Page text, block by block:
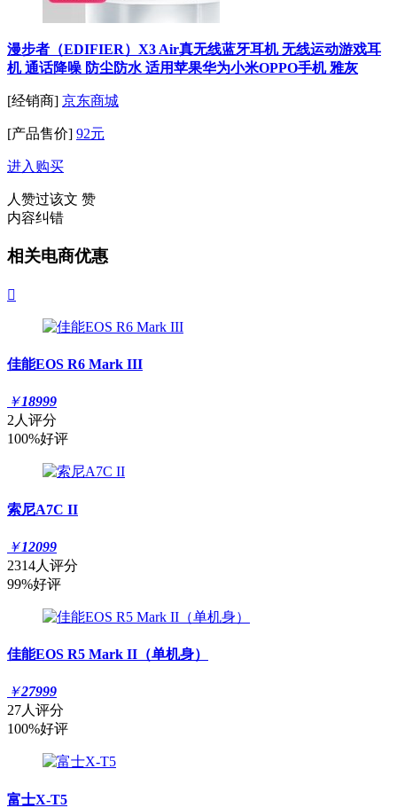
漫步者（EDIFIER）X3 Air真无线蓝牙耳机 无线运动游戏耳
机 通话降噪 防尘防水 适用苹果华为小米OPPO手机 雅灰
[经销商] 京东商城
[产品售价] 92元
进入购买
人赞过该文 赞
内容纠错
相关电商优惠

佳能EOS R6 Mark III
￥18999
2人评分
100%好评
索尼A7C II
￥12099
2314人评分
99%好评
佳能EOS R5 Mark II（单机身）
￥27999
27人评分
100%好评
富士X-T5